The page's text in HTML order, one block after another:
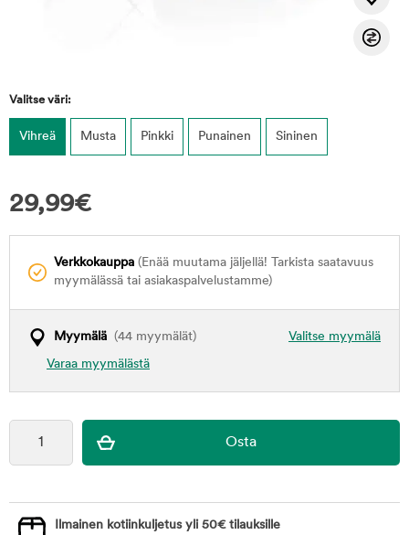
Valitse väri:
Vihreä Musta Pinkki Punainen Sininen
29,99€
Verkkokauppa (Enää muutama jäljellä! Tarkista saatavuus
myymälässä tai asiakaspalvelustamme)
Valitse myymälä
Myymälä (44 myymälät)
Varaa myymälästä
Ilmainen kotiinkuljetus yli 50€ tilauksille